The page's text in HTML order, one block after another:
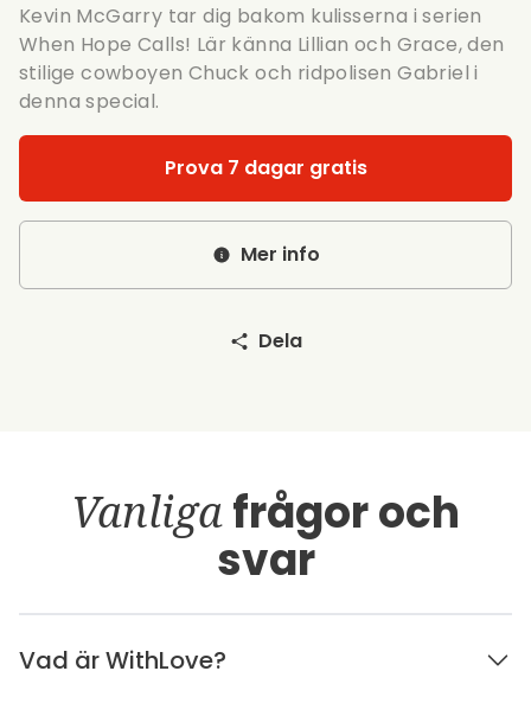
Kevin McGarry tar dig bakom kulisserna i serien
When Hope Calls! Lär känna Lillian och Grace, den
stilige cowboyen Chuck och ridpolisen Gabriel i
denna special.
Prova 7 dagar gratis
Mer info
Dela
Vanligafrågor och
svar
Vad är WithLove?